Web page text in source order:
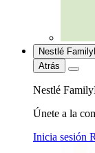
Nestlé
Atrás
Nestlé
Únete a la
Inicia sesión